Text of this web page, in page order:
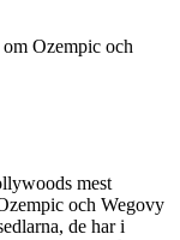
Ozempic och
mest
och Wegovy
de har i